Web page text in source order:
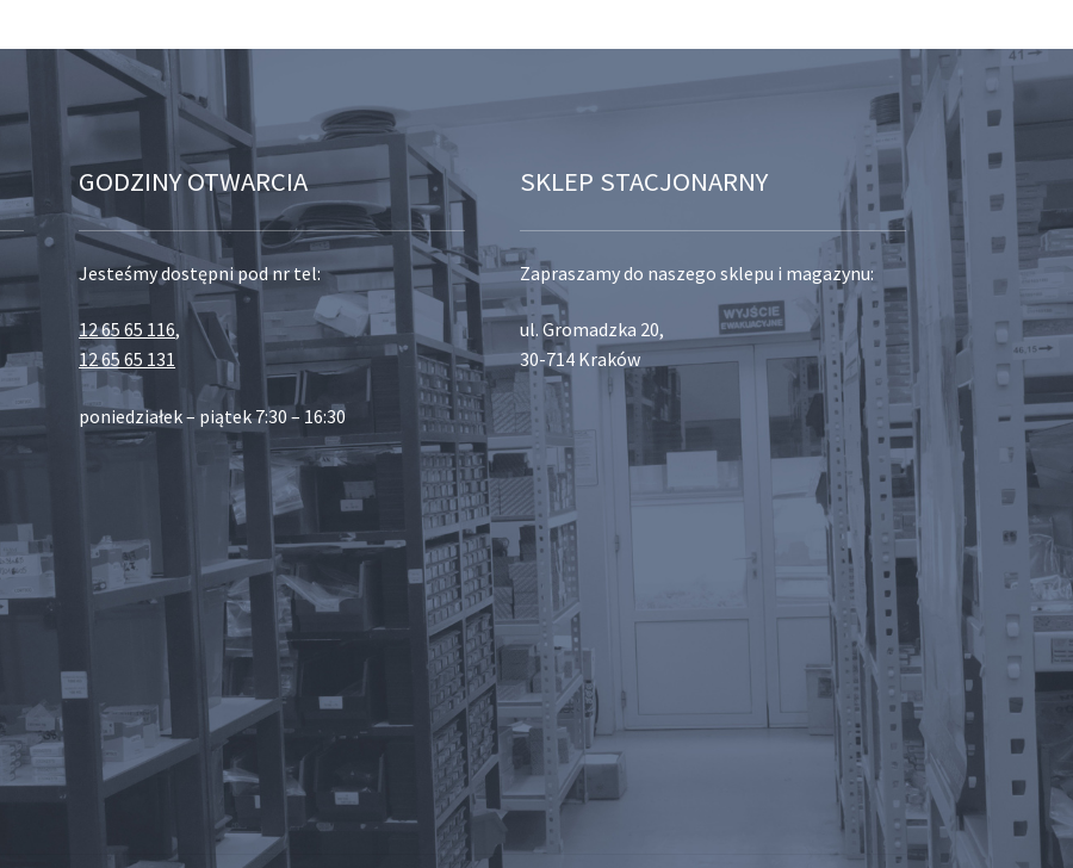
GODZINY OTWARCIA
Jesteśmy dostępni pod nr tel:
12 65 65 116,
12 65 65 131
poniedziałek – piątek 7:30 – 16:30
SKLEP STACJONARNY
Zapraszamy do naszego sklepu i magazynu:
ul. Gromadzka 20,
30-714 Kraków